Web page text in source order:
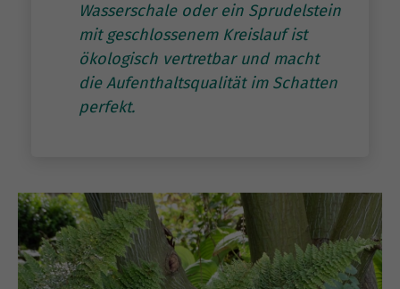
Wasserschale oder ein Sprudelstein
mit geschlossenem Kreislauf ist
ökologisch vertretbar und macht
die Aufenthaltsqualität im Schatten
perfekt.